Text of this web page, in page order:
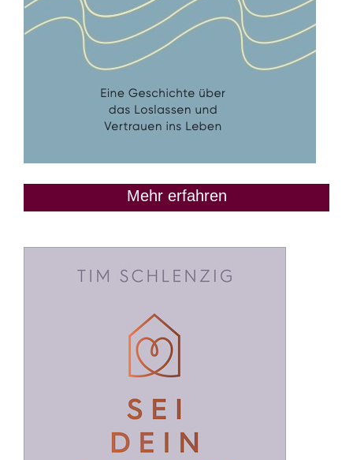
Mehr erfahren